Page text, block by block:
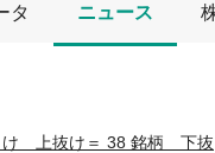
タ ニュース
け 上抜け＝ 38 銘柄 下抜